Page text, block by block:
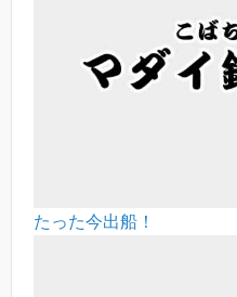
たった今出船！